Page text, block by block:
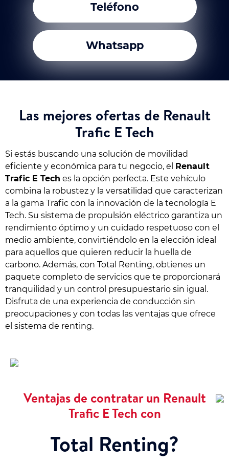
Teléfono
Whatsapp
Las mejores ofertas de Renault
Trafic E Tech
Si estás buscando una solución de movilidad
eficiente y económica para tu negocio, el Renault
Trafic E Tech es la opción perfecta. Este vehículo
combina la robustez y la versatilidad que caracterizan
a la gama Trafic con la innovación de la tecnología E
Tech. Su sistema de propulsión eléctrico garantiza un
rendimiento óptimo y un cuidado respetuoso con el
medio ambiente, convirtiéndolo en la elección ideal
para aquellos que quieren reducir la huella de
carbono. Además, con Total Renting, obtienes un
paquete completo de servicios que te proporcionará
tranquilidad y un control presupuestario sin igual.
Disfruta de una experiencia de conducción sin
preocupaciones y con todas las ventajas que ofrece
el sistema de renting.
Ventajas de contratar un Renault
Trafic E Tech con
Total Renting?